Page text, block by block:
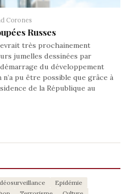
Corones
Russes
très prochainement
jumelles dessinées par
du développement
pu être possible que grâce à
de la République au
Epidémie